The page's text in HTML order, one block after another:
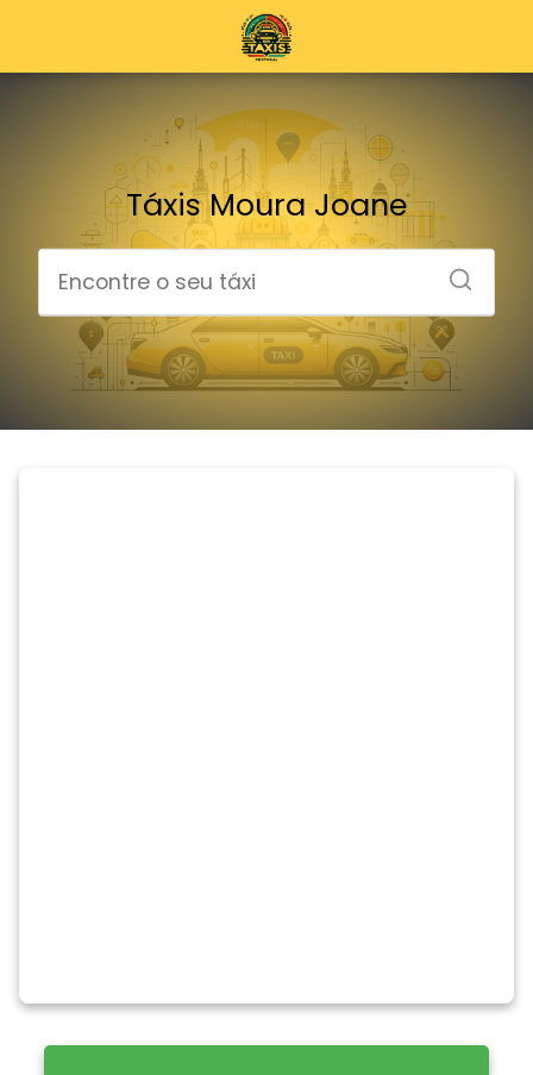
Táxis Moura Joane